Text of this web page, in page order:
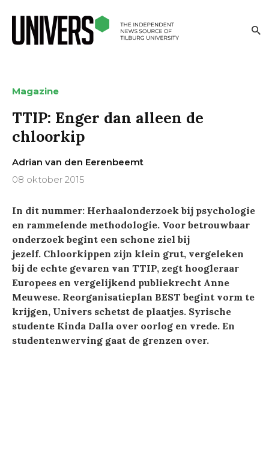
Magazine
TTIP: Enger dan alleen de
chloorkip
Adrian van den Eerenbeemt
08 oktober 2015
In dit nummer: Herhaalonderzoek bij psychologie
en rammelende methodologie. Voor betrouwbaar
onderzoek begint een schone ziel bij
jezelf. Chloorkippen zijn klein grut, vergeleken
bij de echte gevaren van TTIP, zegt hoogleraar
Europees en vergelijkend publiekrecht Anne
Meuwese. Reorganisatieplan BEST begint vorm te
krijgen, Univers schetst de plaatjes. Syrische
studente Kinda Dalla over oorlog en vrede. En
studentenwerving gaat de grenzen over.